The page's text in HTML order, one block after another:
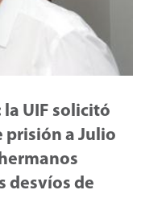
UIF solicitó
prisión a Julio
desvíos de